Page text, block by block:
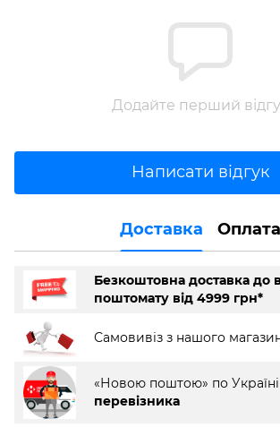
Додайте перший
Написати відгук
Доставка Оплата
Безкоштовна доставка до
поштомату від 4999 грн*
Самовивіз з нашого
«Новою поштою» по
перевізника